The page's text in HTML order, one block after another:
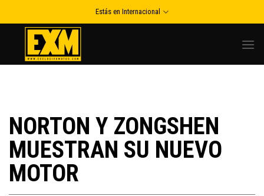
to
Estás en Internacional
NORTON Y ZONGSHEN
MUESTRAN SU NUEVO
MOTOR